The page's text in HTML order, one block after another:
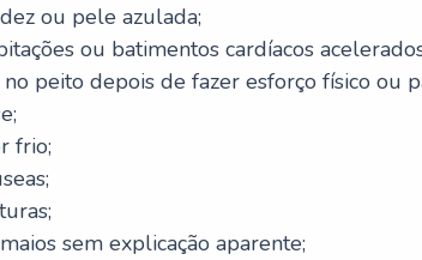
ou pele azulada;
ou batimentos cardíacos
peito depois de fazer esforço físico ou
frio;
sem explicação aparente;